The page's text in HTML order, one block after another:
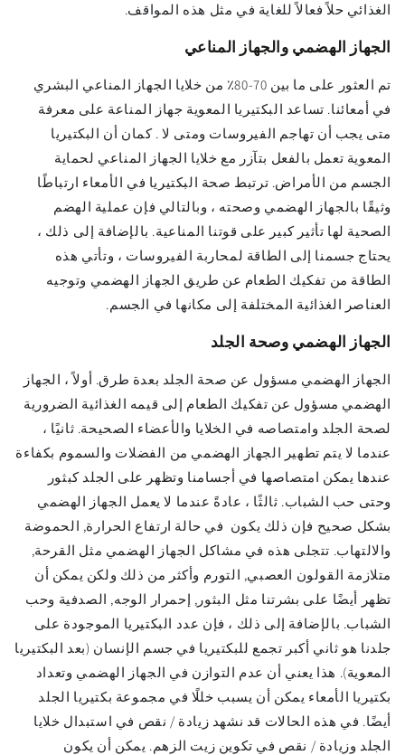
الغذائي حلاً فعالاً للغاية في مثل هذه المواقف.
الجهاز الهضمي والجهاز المناعي
تم العثور على ما بين 70-80٪ من خلايا الجهاز المناعي البشري
في أمعائنا. تساعد البكتيريا المعوية جهاز المناعة على معرفة
متى يجب أن تهاجم الفيروسات ومتى لا . كمان أن البكتيريا
المعوية تعمل بالفعل بتآزر مع خلايا الجهاز المناعي لحماية
الجسم من الأمراض. ترتبط صحة البكتيريا في الأمعاء ارتباطًا
وثيقًا بالجهاز الهضمي وصحته ، وبالتالي فإن عملية الهضم
الصحية لها تأثير كبير على قوتنا المناعية. بالإضافة إلى ذلك ،
يحتاج جسمنا إلى الطاقة لمحاربة الفيروسات ، وتأتي هذه
الطاقة من تفكيك الطعام عن طريق الجهاز الهضمي وتوجيه
العناصر الغذائية المختلفة إلى مكانها في الجسم.
الجهاز الهضمي وصحة الجلد
الجهاز الهضمي مسؤول عن صحة الجلد بعدة طرق. أولاً ، الجهاز
الهضمي مسؤول عن تفكيك الطعام إلى قيمه الغذائية الضرورية
لصحة الجلد وامتصاصه في الخلايا والأعضاء الصحيحة. ثانيًا ،
عندما لا يتم تطهير الجهاز الهضمي من الفضلات والسموم بكفاءة
عندها يمكن امتصاصها في أجسامنا وتظهر على الجلد كبثور
وحتى حب الشباب. ثالثًا ، عادةً عندما لا يعمل الجهاز الهضمي
بشكل صحيح فإن ذلك يكون في حالة ارتفاع الحرارة, الحموضة
والالتهاب. تتجلى هذه في مشاكل الجهاز الهضمي مثل القرحة,
متلازمة القولون العصبي, التورم وأكثر من ذلك ولكن يمكن أن
تظهر أيضًا على بشرتنا مثل البثور, إحمرار الوجه, الصدفية وحب
الشباب. بالإضافة إلى ذلك ، فإن عدد البكتيريا الموجودة على
جلدنا هو ثاني أكبر تجمع للبكتيريا في جسم الإنسان (بعد البكتيريا
المعوية). هذا يعني أن عدم التوازن في الجهاز الهضمي وتعداد
بكتيريا الأمعاء يمكن أن يسبب خللًا في مجموعة بكتيريا الجلد
أيضًا. في هذه الحالات قد نشهد زيادة / نقص في استبدال خلايا
الجلد وزيادة / نقص في تكوين زيت الزهم. يمكن أن يكون